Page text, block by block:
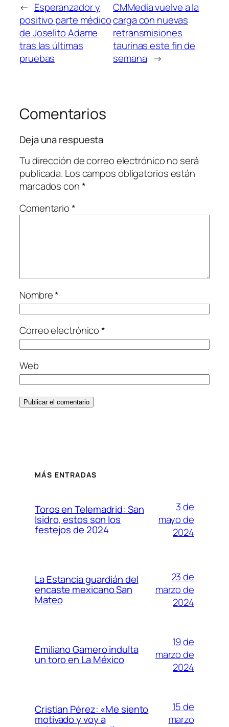
← Esperanzador y
positivo parte médico
de Joselito Adame
tras las últimas
pruebas
CMMedia vuelve a la
carga con nuevas
retransmisiones
taurinas este fin de
semana →
Comentarios
Deja una respuesta
Tu dirección de correo electrónico no será
publicada. Los campos obligatorios están
marcados con*
Comentario*
Nombre*
Correo electrónico*
Web
MÁS ENTRADAS
Toros en Telemadrid: San
Isidro, estos son los
festejos de 2024
3 de
mayo de
2024
La Estancia guardián del
encaste mexicano San
Mateo
23 de
marzo de
2024
Emiliano Gamero indulta
un toro en La México
19 de
marzo de
2024
Cristian Pérez: «Me siento
motivado y voy a
15 de
marzo